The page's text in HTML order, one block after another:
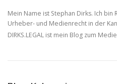
Mein Name ist Stephan Dirks. Ich bin
Urheber- und Medienrecht in der
DIRKS.LEGAL ist mein Blog zum